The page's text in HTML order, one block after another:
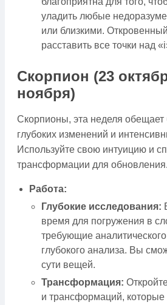
уладить любые
или близкими.
расставить все точки над
Скорпион (23
ноября)
Скорпионы, эта неделя
глубоких изменений и
Используйте свою интуицию и
трансформации для обновления.
Работа:
Глубокие исследования:
время для погружения в
требующие
глубокого анализа. Вы
сути вещей.
Трансформация:
и трансформаций, которые